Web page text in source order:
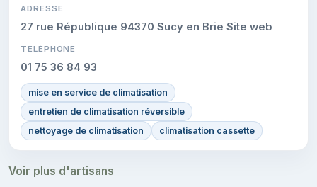
ADRESSE
27 rue République 94370 Sucy en Brie Site web
TÉLÉPHONE
01 75 36 84 93
mise en service de climatisation
entretien de climatisation réversible
nettoyage de climatisation
climatisation cassette
Voir plus d'artisans